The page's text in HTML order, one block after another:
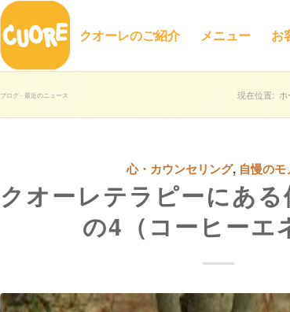
クオーレのご紹介 メニュー お
ブログ - 最近のニュース 現在位置: ホ
心・カウンセリング, 自慢のモ
クオーレテラピーにあ
の4（コーヒーエ